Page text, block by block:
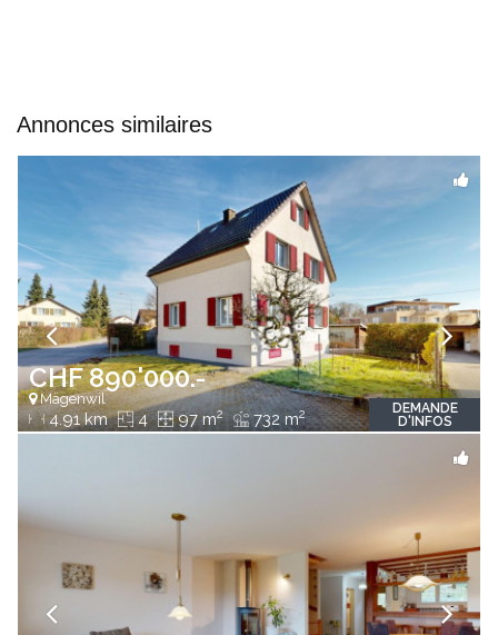
Annonces similaires
CHF 890'000.-
Mägenwil
4.91 km 4 97 m2 732 m2
DEMANDE
D'INFOS